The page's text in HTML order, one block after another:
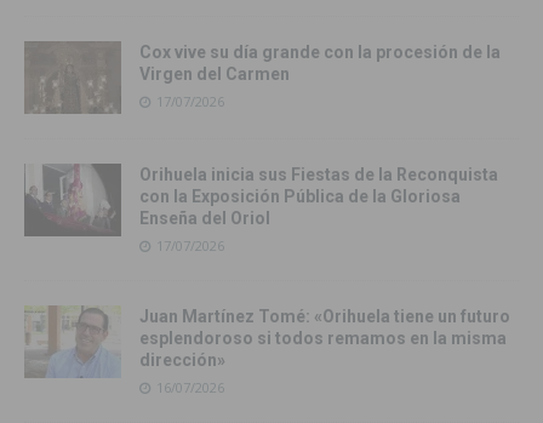
Cox vive su día grande con la procesión de la
Virgen del Carmen
17/07/2026
Orihuela inicia sus Fiestas de la Reconquista
con la Exposición Pública de la Gloriosa
Enseña del Oriol
17/07/2026
Juan Martínez Tomé: «Orihuela tiene un futuro
esplendoroso si todos remamos en la misma
dirección»
16/07/2026